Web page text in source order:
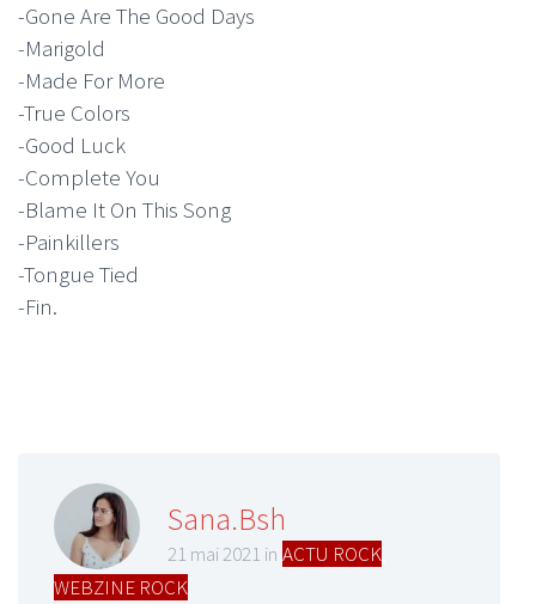
-Gone Are The Good Days
-Marigold
-Made For More
-True Colors
-Good Luck
-Complete You
-Blame It On This Song
-Painkillers
-Tongue Tied
-Fin.
Sana.Bsh
21 mai 2021 in ACTU ROCK
WEBZINE ROCK